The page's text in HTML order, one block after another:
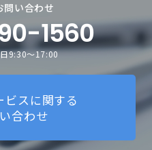
問い合わせ
1560
9:30～17:00
ビスに関する
合わせ